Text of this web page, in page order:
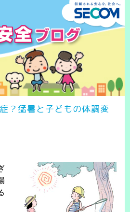
？猛暑と子どもの体調変